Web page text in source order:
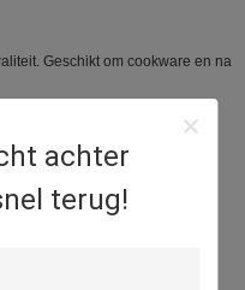
achter
terug!
Geschikt om cookware en na